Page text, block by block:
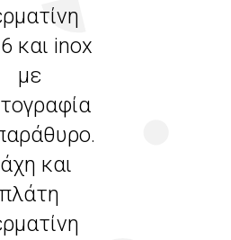
και inox
με
και
πλάτη